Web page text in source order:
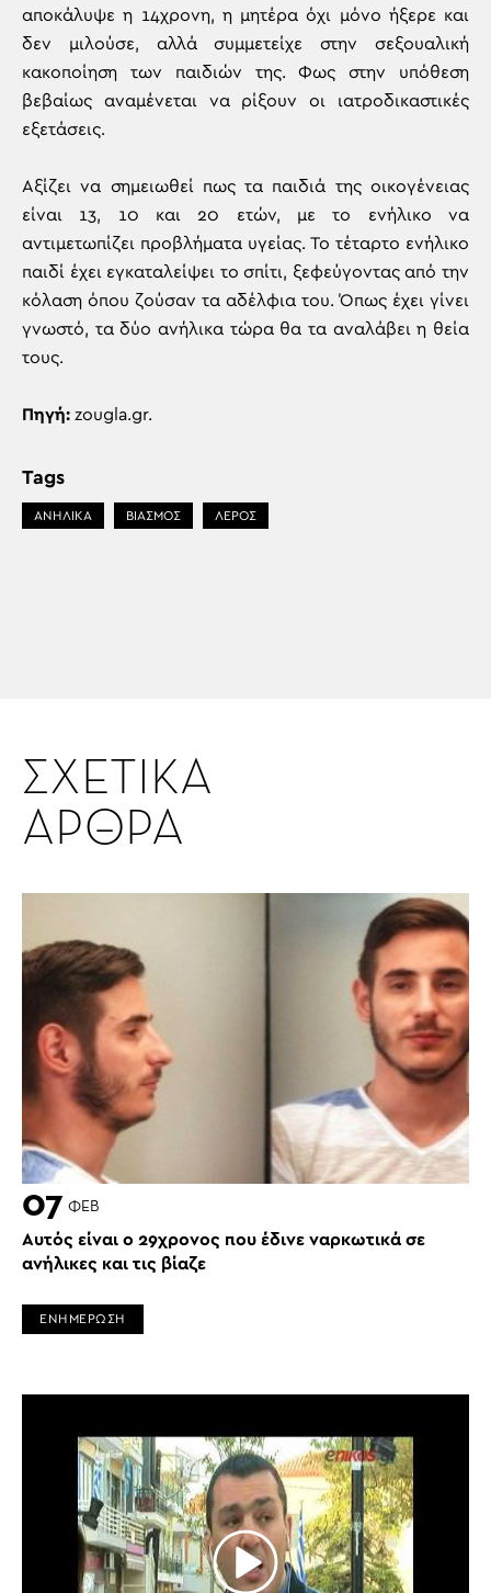
αποκάλυψε η 14χρονη, η μητέρα όχι μόνο ήξερε και
δεν μιλούσε, αλλά συμμετείχε στην σεξουαλική
κακοποίηση των παιδιών της. Φως στην υπόθεση
βεβαίως αναμένεται να ρίξουν οι ιατροδικαστικές
εξετάσεις.
Αξίζει να σημειωθεί πως τα παιδιά της οικογένειας
είναι 13, 10 και 20 ετών, με το ενήλικο να
αντιμετωπίζει προβλήματα υγείας. Το τέταρτο ενήλικο
παιδί έχει εγκαταλείψει το σπίτι, ξεφεύγοντας από την
κόλαση όπου ζούσαν τα αδέλφια του. Όπως έχει γίνει
γνωστό, τα δύο ανήλικα τώρα θα τα αναλάβει η θεία
τους.
Πηγή: zougla.gr.
Tags
ΑΝΗΛΙΚΑ ΒΙΑΣΜΟΣ ΛΕΡΟΣ
ΣΧΕΤΙΚΑ
ΑΡΘΡΑ
07 ΦΕΒ
Αυτός είναι ο 29χρονος που έδινε ναρκωτικά σε
ανήλικες και τις βίαζε
ΕΝΗΜΕΡΩΣΗ